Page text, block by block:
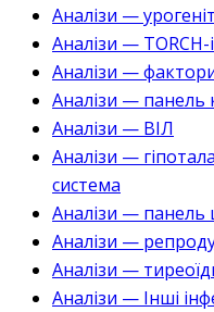
Аналізи —
Аналізи — TORCH-
Аналізи —
Аналізи — панель
Аналізи — ВІЛ
Аналізи —
система
Аналізи — панель
Аналізи —
Аналізи —
Аналізи — Інші